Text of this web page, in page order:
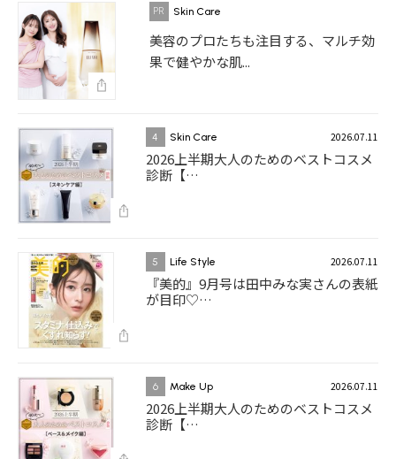
Skin Care
美容のプロたちも注目する、マルチ効
果で健やかな肌...
4 Skin Care 2026.07.11
2026上半期大人のためのベストコスメ
診断【…
5 Life Style 2026.07.11
『美的』9月号は田中みな実さんの表紙
が目印♡…
6 Make Up 2026.07.11
2026上半期大人のためのベストコスメ
診断【…